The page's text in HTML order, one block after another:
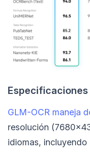
Especificaciones
GLM-OCR maneja
resolución
idiomas,